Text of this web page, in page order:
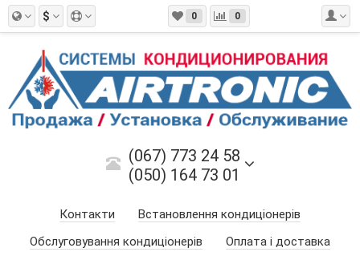
$ 0 0
(067) 773 24 58
(050) 164 73 01
Контакти
Встановлення кондиціонерів
Обслуговування кондиціонерів
Оплата і доставка